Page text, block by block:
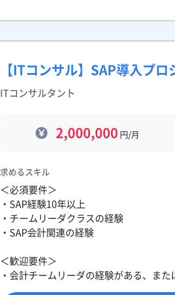
【ITコンサル】SAP導入プ
ITコンサルタント
2,000,000 円/月
求めるスキル
＜必須要件＞
・SAP経験10年以上
・チームリーダクラスの経験
・SAP会計関連の経験
＜歓迎要件＞
・会計チームリーダの経験がある、また